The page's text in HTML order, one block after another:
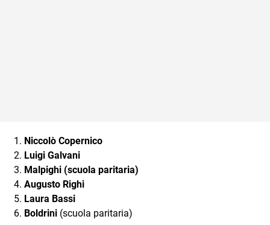
Niccolò Copernico
Luigi Galvani
Malpighi (scuola paritaria)
Augusto Righi
Laura Bassi
Boldrini (scuola paritaria)